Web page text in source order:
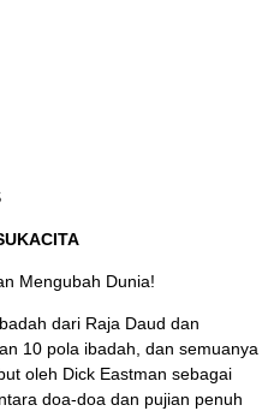
Mengubah Dunia!
dari Raja Daud dan
10 pola ibadah, dan semuanya
oleh Dick Eastman sebagai
doa-doa dan pujian penuh